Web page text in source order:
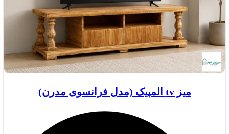
میز tv المپیک (مدل فرانسوی مدرن)